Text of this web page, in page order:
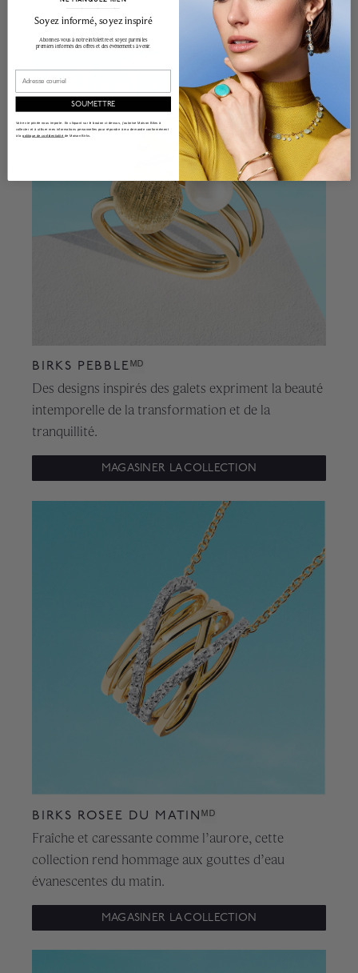
BIRKS PEBBLEᴹᴰ
Des designs inspirés des galets expriment la beauté
intemporelle de la transformation et de la
tranquillité.
MAGASINER LA COLLECTION
BIRKS ROSEE DU MATINᴹᴰ
Fraîche et caressante comme l’aurore, cette
collection rend hommage aux gouttes d’eau
évanescentes du matin.
MAGASINER LA COLLECTION
Soyez informé, soyez inspiré
Abonnez-vous à notre infolettre et soyez parmi les
premiers informés des offres et des événements à venir.
Email
SOUMETTRE
Votre vie privée nous importe. En cliquant sur le bouton ci-dessus, j'autorise Maison Bikrs à
collecter et à utiliser mes informations personnelles pour répondre à ma demande conformément
à lapolitique de confidentialité de Maison Birks.